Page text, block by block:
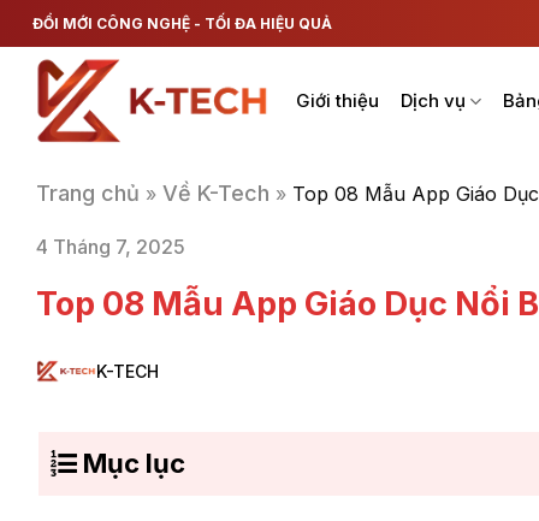
Chuyển
đến
ĐỔI MỚI CÔNG NGHỆ - TỐI ĐA HIỆU QUẢ
Giới thiệu Dịch vụ
Trang chủ » Về K-Tech » Top 08 Mẫu App Giáo
4 Tháng 7, 2025
Top 08 Mẫu App Giáo Dục Nổi
K-TECH
Mục lục